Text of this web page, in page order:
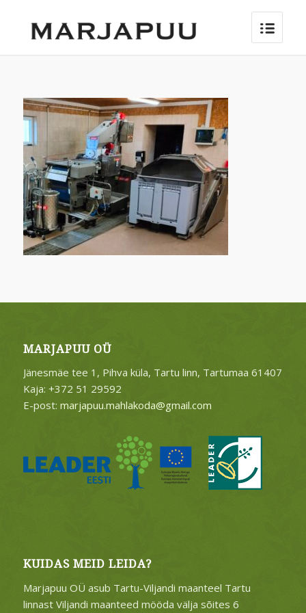
MARJAPUU OÜ
Jänesmäe tee 1, Pihva küla, Tartu linn, Tartumaa 61407
Kaja: +372 51 29592
E-post: marjapuu.mahlakoda@gmail.com
KUIDAS MEID LEIDA?
Marjapuu OÜ asub Tartu-Viljandi maanteel Tartu
linnast Viljandi maanteed mööda välja sõites 6